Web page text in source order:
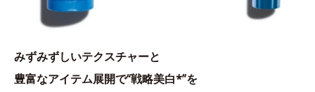
みずみずしいテクスチャーと
豊富なアイテム展開で“戦略美白*”を